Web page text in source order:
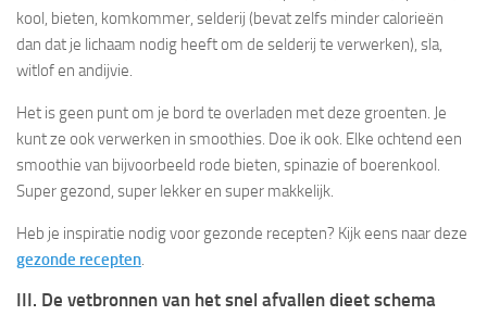
kool, bieten, komkommer, selderij (bevat zelfs minder calorieën
dan dat je lichaam nodig heeft om de selderij te verwerken), sla,
witlof en andijvie.
Het is geen punt om je bord te overladen met deze groenten. Je
kunt ze ook verwerken in smoothies. Doe ik ook. Elke ochtend een
smoothie van bijvoorbeeld rode bieten, spinazie of boerenkool.
Super gezond, super lekker en super makkelijk.
Heb je inspiratie nodig voor gezonde recepten? Kijk eens naar deze
gezonde recepten.
III. De vetbronnen van het snel afvallen dieet schema